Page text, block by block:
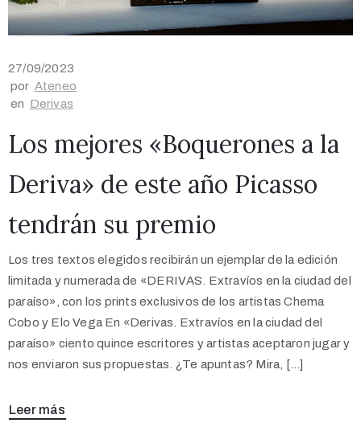
27/09/2023
por Ateneo
en Derivas
Los mejores «Boquerones a la
Deriva» de este año Picasso
tendrán su premio
Los tres textos elegidos recibirán un ejemplar de la edición
limitada y numerada de «DERIVAS. Extravíos en la ciudad del
paraíso», con los prints exclusivos de los artistas Chema
Cobo y Elo Vega En «Derivas. Extravíos en la ciudad del
paraíso» ciento quince escritores y artistas aceptaron jugar y
nos enviaron sus propuestas. ¿Te apuntas? Mira, […]
Leer más